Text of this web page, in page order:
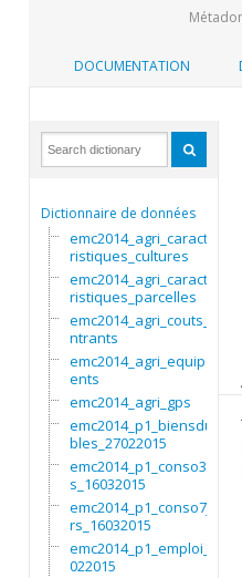
DOCUMENTATION
Dictionnaire de données
emc2014_agri_caracte
ristiques_cultures
emc2014_agri_caracte
ristiques_parcelles
emc2014_agri_couts_i
ntrants
emc2014_agri_equipem
ents
emc2014_agri_gps
emc2014_p1_biensdura
bles_27022015
emc2014_p1_conso3moi
s_16032015
emc2014_p1_conso7jou
rs_16032015
emc2014_p1_emploi_27
022015